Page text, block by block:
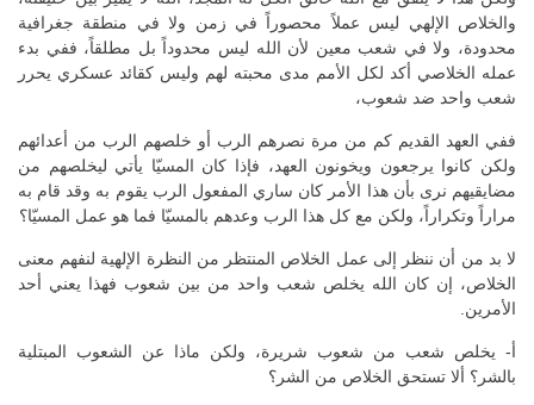
والخلاص الإلهي ليس عملاً محصوراً في زمن ولا في منطقة جغرافية
محدودة، ولا في شعب معين لأن الله ليس محدوداً بل مطلقاً، ففي بدء
عمله الخلاصي أكد لكل الأمم مدى محبته لهم وليس كقائد عسكري يحرر
شعب واحد ضد شعوب،
ففي العهد القديم كم من مرة نصرهم الرب أو خلصهم الرب من أعدائهم
ولكن كانوا يرجعون ويخونون العهد، فإذا كان المسيّا يأتي ليخلصهم من
مضايقيهم نرى بأن هذا الأمر كان ساري المفعول الرب يقوم به وقد قام به
مراراً وتكراراً، ولكن مع كل هذا الرب وعدهم بالمسيّا فما هو عمل المسيّا؟
لا بد من أن ننظر إلى عمل الخلاص المنتظر من النظرة الإلهية لنفهم معنى
الخلاص، إن كان الله يخلص شعب واحد من بين شعوب فهذا يعني أحد
الأمرين.
أ‌- يخلص شعب من شعوب شريرة، ولكن ماذا عن الشعوب المبتلية
بالشر؟ ألا تستحق الخلاص من الشر؟